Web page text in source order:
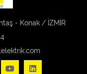
- Konak / İZMİR